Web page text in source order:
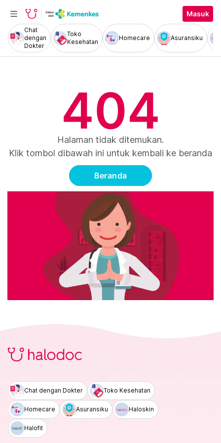
Masuk
Chat
dengan
Dokter
Toko
Kesehatan
Homecare Asuransiku
404
Halaman tidak ditemukan.
Klik tombol dibawah ini untuk kembali ke beranda
Beranda
Chat dengan Dokter Toko Kesehatan
Homecare Asuransiku Haloskin
Halofit